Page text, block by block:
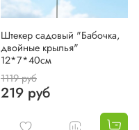
Штекер садовый "Бабочка,
двойные крылья"
12*7*40см
1119 руб
219 руб